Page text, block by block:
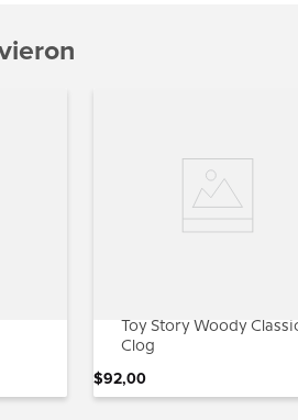
Toy Story Woody
Clog
$92,00